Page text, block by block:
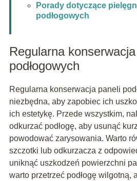
Porady dotyczące
podłogowych
Regularna
podłogowych
Regularna konserwacja paneli
niezbędna, aby zapobiec ich
ich estetykę. Przede wszystkim,
odkurzać podłogę, aby usunąć
powodować zarysowania. Warto
szczotki lub odkurzacza z
uniknąć uszkodzeń powierzchni
warto przetrzeć podłogę wilgotną,